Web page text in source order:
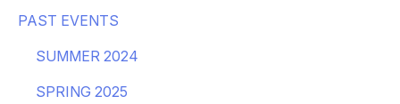
PAST EVENTS
SUMMER 2024
SPRING 2025